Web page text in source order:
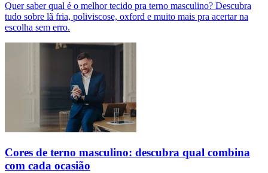
Quer saber qual é o melhor tecido pra terno masculino? Descubra
tudo sobre lã fria, poliviscose, oxford e muito mais pra acertar na
escolha sem erro.
Cores de terno masculino: descubra qual combina
com cada ocasião